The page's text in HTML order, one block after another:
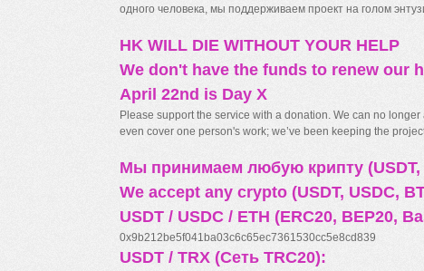
одного человека, мы поддерживаем проект на голом
HK WILL DIE WITHOUT YOUR HELP
We don't have the funds to renew our
April 22nd is Day X
Please support the service with a donation. We can no
even cover one person's work; we’ve been keeping the
Мы принимаем любую крипту (USDT,
We accept any crypto (USDT, USDC,
USDT / USDC / ETH (ERC20, BEP20,
0x9b212be5f041ba03c6c65ec7361530cc5e8cd839
USDT / TRX (Сеть TRC20):